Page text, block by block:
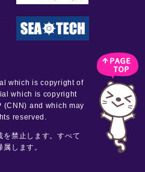
which is copyright of
which is copyright
(CNN) and which may
reserved.
を禁止します。すべて
します。